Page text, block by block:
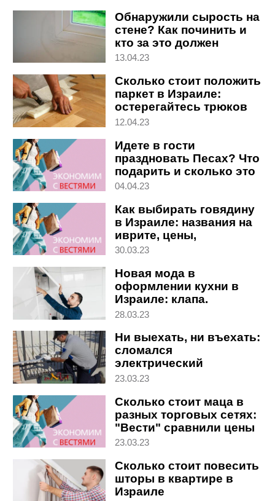
Обнаружили сырость на
стене? Как починить и
кто за это должен
платить
13.04.23
Сколько стоит положить
паркет в Израиле:
остерегайтесь трюков
12.04.23
Идете в гости
праздновать Песах? Что
подарить и сколько это
стоит
04.04.23
Как выбирать говядину
в Израиле: названия на
иврите, цены,
классификация по
30.03.23
Новая мода в
оформлении кухни в
Израиле: клапа.
Проблемы и цены
28.03.23
Ни выехать, ни въехать:
сломался
электрический
шлагбаум. Что делать
23.03.23
Сколько стоит маца в
разных торговых сетях:
"Вести" сравнили цены
23.03.23
Сколько стоит повесить
шторы в квартире в
Израиле